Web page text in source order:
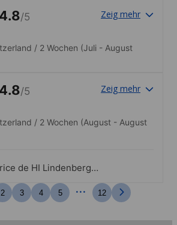
4.8/5 Zeig mehr
/ 2 Wochen (Juli - August
4.8/5 Zeig mehr
/ 2 Wochen (August - August
de HI Lindenberg
2 3 4 5 ... 12